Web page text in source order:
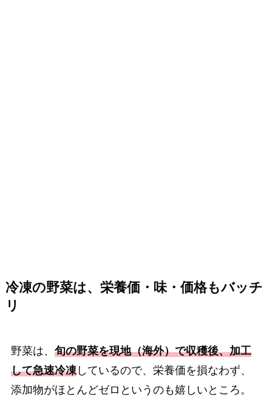
冷凍の野菜は、栄養価・味・価格もバッチ
リ
野菜は、 旬の野菜を現地（海外）で収穫後、加工
して急速冷凍しているので、栄養価を損なわず、
添加物がほとんどゼロというのも嬉しいところ。